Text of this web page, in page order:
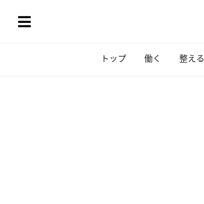
トップ 働く 整える